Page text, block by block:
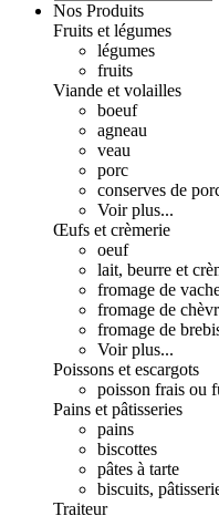
Nos Produits
Fruits et légumes
légumes
fruits
Viande et volailles
boeuf
agneau
veau
porc
conserves de
Voir plus...
Œufs et crèmerie
oeuf
lait, beurre et
fromage de
fromage de
fromage de
Voir plus...
Poissons et escargots
poisson frais ou
Pains et pâtisseries
pains
biscottes
pâtes à tarte
biscuits,
Traiteur